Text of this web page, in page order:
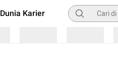
Dunia Karier Pencarian